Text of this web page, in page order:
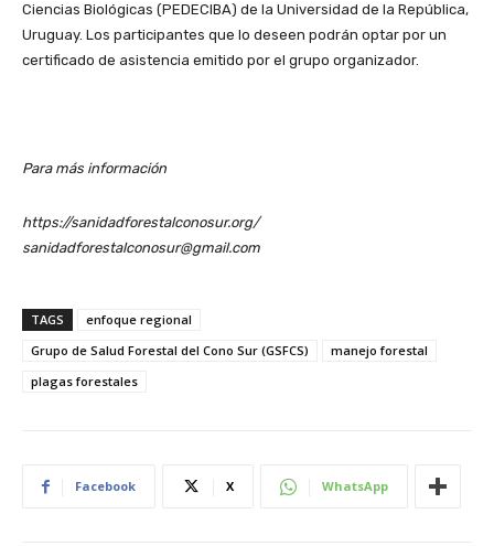
Ciencias Biológicas (PEDECIBA) de la Universidad de la República,
Uruguay. Los participantes que lo deseen podrán optar por un
certificado de asistencia emitido por el grupo organizador.
Para más información
https://sanidadforestalconosur.org/
sanidadforestalconosur@gmail.com
TAGS
enfoque regional
Grupo de Salud Forestal del Cono Sur (GSFCS)
manejo forestal
plagas forestales
Facebook X WhatsApp